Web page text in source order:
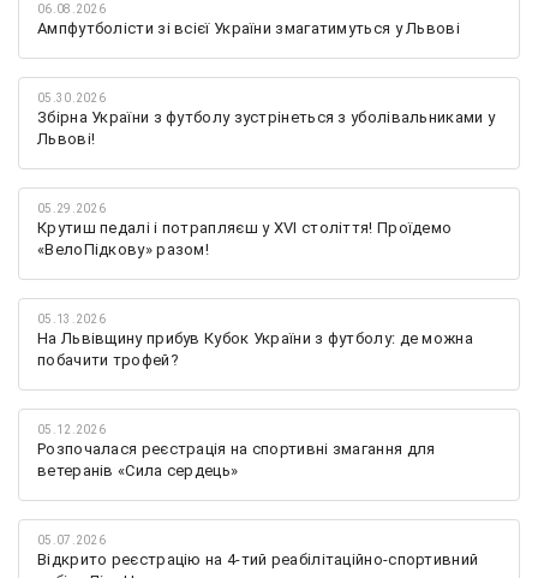
06.08.2026
Ампфутболісти зі всієї України змагатимуться у Львові
05.30.2026
Збірна України з футболу зустрінеться з уболівальниками у
Львові!
05.29.2026
Крутиш педалі і потрапляєш у XVI століття! Проїдемо
«ВелоПідкову» разом!
05.13.2026
На Львівщину прибув Кубок України з футболу: де можна
побачити трофей?
05.12.2026
Розпочалася реєстрація на спортивні змагання для
ветеранів «Сила сердець»
05.07.2026
Відкрито реєстрацію на 4-тий реабілітаційно-спортивний